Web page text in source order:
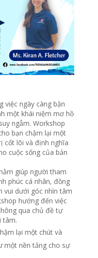
việc ngày càng bận
một khái niệm mơ hồ
ngẫm. Workshop
bạn chậm lại một
cốt lõi và định nghĩa
cuộc sống của bản
giúp người tham
phúc cá nhân, đồng
vui dưới góc nhìn tâm
hướng đến việc
qua chủ đề tự
tâm.
lại một chút và
một nền tảng cho sự